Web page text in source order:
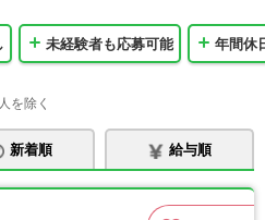
未経験者も応募可能 年間休
を除く
新着順 給与順